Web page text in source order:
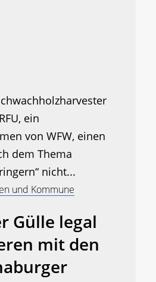
ein
von WFW, einen
dem Thema
nicht...
und Kommune
Gülle legal
mit den